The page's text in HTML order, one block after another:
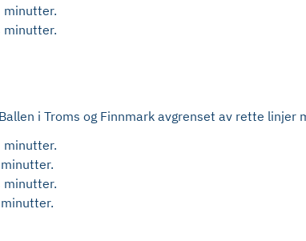
minutter.
minutter.
i Troms og Finnmark avgrenset av rette linjer
minutter.
minutter.